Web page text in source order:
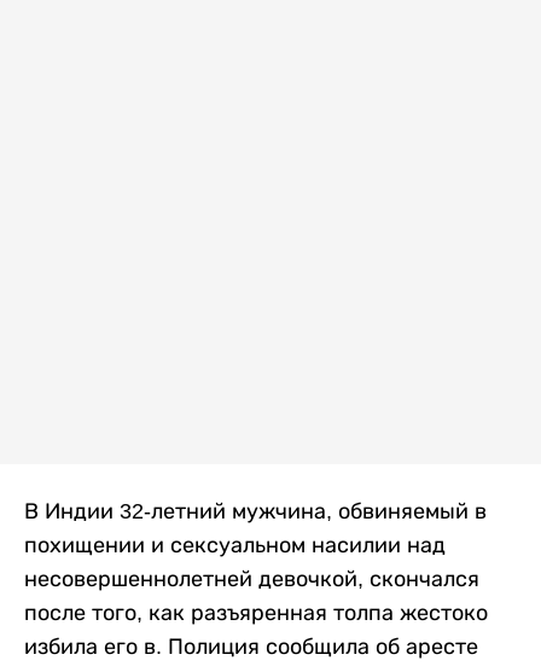
В Индии 32-летний мужчина, обвиняемый в
похищении и сексуальном насилии над
несовершеннолетней девочкой, скончался
после того, как разъяренная толпа жестоко
избила его в. Полиция сообщила об аресте